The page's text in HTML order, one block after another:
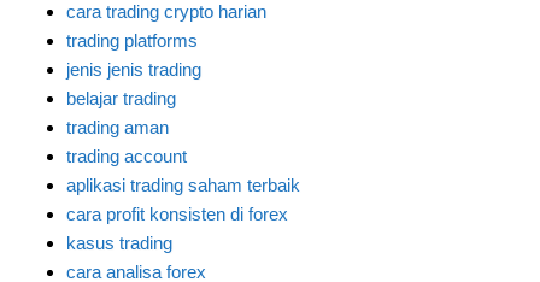
cara trading crypto harian
trading platforms
jenis jenis trading
belajar trading
trading aman
trading account
aplikasi trading saham terbaik
cara profit konsisten di forex
kasus trading
cara analisa forex